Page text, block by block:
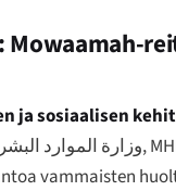
ja sosiaalisen
وزارة الموارد,
vammaisten